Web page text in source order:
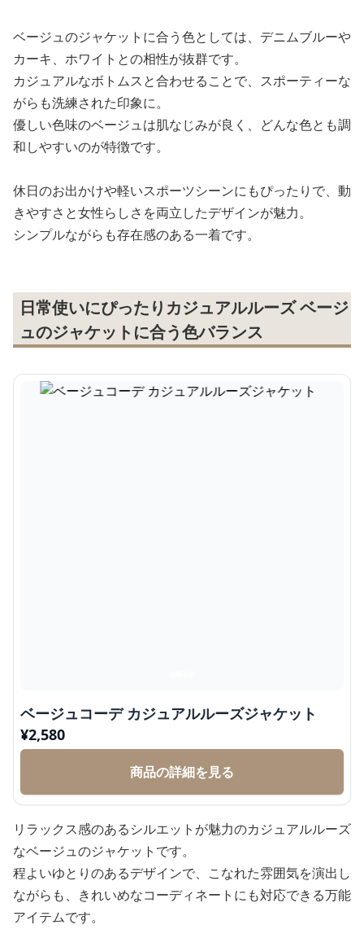
ベージュのジャケットに合う色としては、デニムブルーや
カーキ、ホワイトとの相性が抜群です。
カジュアルなボトムスと合わせることで、スポーティーな
がらも洗練された印象に。
優しい色味のベージュは肌なじみが良く、どんな色とも調
和しやすいのが特徴です。
休日のお出かけや軽いスポーツシーンにもぴったりで、動
きやすさと女性らしさを両立したデザインが魅力。
シンプルながらも存在感のある一着です。
日常使いにぴったりカジュアルルーズ ベージ
ュのジャケットに合う色バランス
ベージュコーデ カジュアルルーズジャケット
¥2,580
商品の詳細を見る
リラックス感のあるシルエットが魅力のカジュアルルーズ
なベージュのジャケットです。
程よいゆとりのあるデザインで、こなれた雰囲気を演出し
ながらも、きれいめなコーディネートにも対応できる万能
アイテムです。